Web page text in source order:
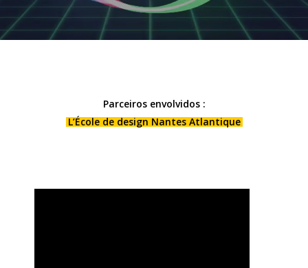
Parceiros envolvidos :
L’École de design Nantes Atlantique